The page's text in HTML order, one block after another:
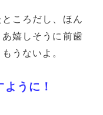
ころだし、ほん
嬉しそうに前歯
うないよ。
うに！